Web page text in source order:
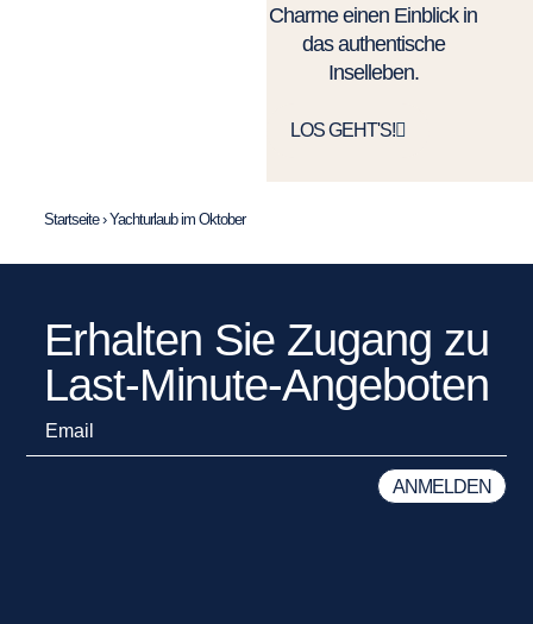
Charme einen Einblick in
das authentische
Inselleben.
LOS GEHT'S!
Startseite›Yachturlaub im Oktober
Erhalten Sie Zugang zu
Last-Minute-Angeboten